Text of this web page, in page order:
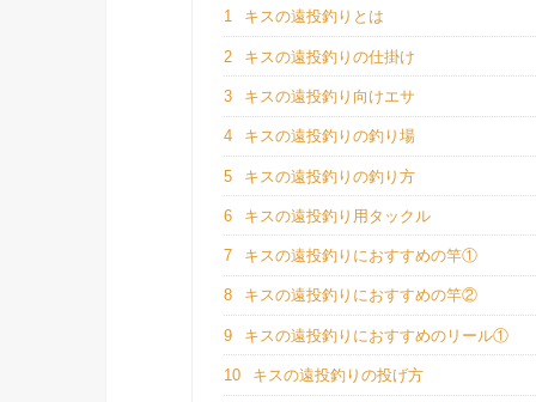
1 キスの遠投釣りとは
2 キスの遠投釣りの仕掛け
3 キスの遠投釣り向けエサ
4 キスの遠投釣りの釣り場
5 キスの遠投釣りの釣り方
6 キスの遠投釣り用タックル
7 キスの遠投釣りにおすすめの竿①
8 キスの遠投釣りにおすすめの竿②
9 キスの遠投釣りにおすすめのリール①
10 キスの遠投釣りの投げ方